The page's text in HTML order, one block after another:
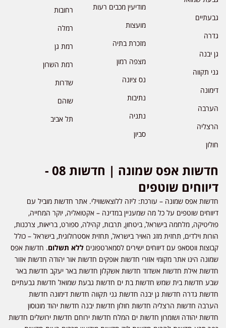
גבעתיים
גדרה
גן יבנה
גני תקווה
דימונה
הערבה
הרצליה
חולון
מודיעין מכבים רעות
מועצות
מזכרת בתיה
מצפה רמון
נס ציונה
נתיבות
נתניה
סביון
רחובות
רמלה
רמת גן
רמת השרון
שדרות
שוהם
תל אביב
חדשות אפס שמונה | חדשות 08 -
דיווחים שוטפים
חדשות אפס שמונה – עורכת: ליזה ללוצאשווילי. אתר חדשות מוביל עם
דיווחים שוטפים על כל מה שמעניין במדינה – אקטואליה, יוקר המחייה,
פוליטיקה, מלחמה בישראל, ביטחון, תרבות, קהילה, ספורט, בריאות, צרכנות,
הורות וילדים, תחזית מזג האויר בישראל, תחזית אסטרולוגית, בישראל – כולל
קבוצות ווטסאפ עם דיווחים ישירים לסמארטפונים ללא תשלום. חדשות אפס
שמונה הינו אתר מקומי אזורי חדשות אופקים חדשות אור יהודה חדשות אזור
חדשות אילת חדשות אשדוד חדשות אשקלון חדשות באר יעקב חדשות באר
שבע חדשות בית שמש חדשות בת ים חדשות גבעת שמואל חדשות גבעתיים
חדשות גדרה חדשות גן יבנה חדשות גני תקווה חדשות דימונה חדשות
הערבה חדשות הרצליה חדשות חולון חדשות יבנה חדשות יהוד מונוסון
חדשות יהודה ושומרון חדשות ים המלח חדשות ירוחם חדשות ירושלים חדשות